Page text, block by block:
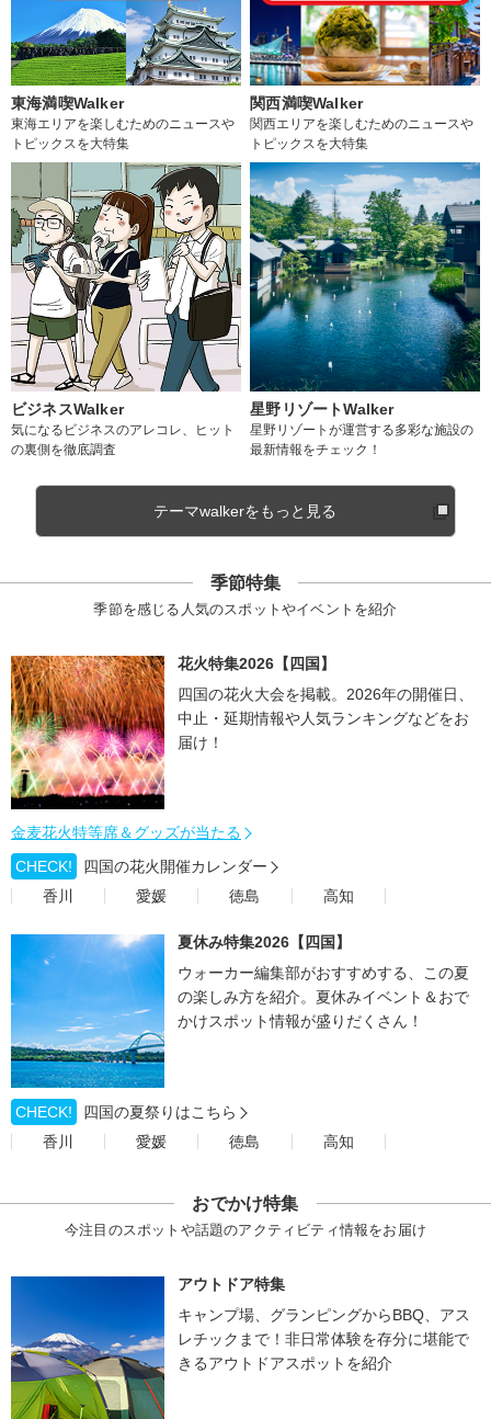
東海満喫Walker
東海エリアを楽しむためのニュースや
トピックスを大特集
関西満喫Walker
関西エリアを楽しむためのニュースや
トピックスを大特集
ビジネスWalker
気になるビジネスのアレコレ、ヒット
の裏側を徹底調査
星野リゾートWalker
星野リゾートが運営する多彩な施設の
最新情報をチェック！
テーマwalkerをもっと見る
季節特集
季節を感じる人気のスポットやイベントを紹介
花火特集2026【四国】
四国の花火大会を掲載。2026年の開催日、
中止・延期情報や人気ランキングなどをお
届け！
金麦花火特等席＆グッズが当たる
CHECK!
四国の花火開催カレンダー
香川
愛媛 徳島 高知
夏休み特集2026【四国】
ウォーカー編集部がおすすめする、この夏
の楽しみ方を紹介。夏休みイベント＆おで
かけスポット情報が盛りだくさん！
CHECK!
四国の夏祭りはこちら
香川
愛媛 徳島 高知
おでかけ特集
今注目のスポットや話題のアクティビティ情報をお届け
アウトドア特集
キャンプ場、グランピングからBBQ、アス
レチックまで！非日常体験を存分に堪能で
きるアウトドアスポットを紹介